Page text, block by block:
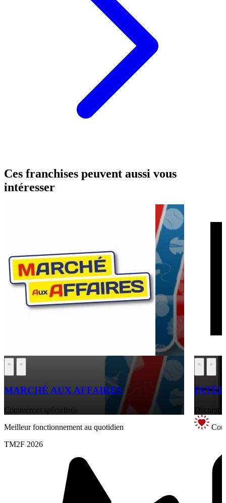
Ces franchises peuvent aussi vous
intéresser
MARCHÉ AUX AFFAIRES
Commerces spécialisés
Meilleur fonctionnement au quotidien
TM2F 2026